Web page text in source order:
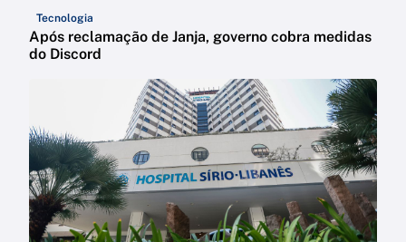
Tecnologia
Após reclamação de Janja, governo cobra medidas
do Discord